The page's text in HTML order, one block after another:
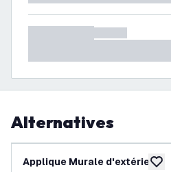
Alternatives
Applique Murale d'extérieur